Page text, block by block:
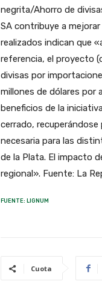
negrita/Ahorro de
SA contribuye a
realizados indican que
referencia, el proyecto
divisas por
millones de dólares por
beneficios de la
cerrado, recuperándose
necesaria para las
de la Plata. El impacto
regional». Fuente: La
FUENTE: LIGNUM
Cuota